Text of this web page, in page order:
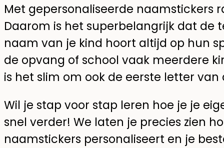
Met gepersonaliseerde naamstickers
Daarom is het superbelangrijk dat de
naam van je kind hoort altijd op hun
de opvang of school vaak meerdere
is het slim om ook de eerste letter
Wil je stap voor stap leren hoe je je
snel verder! We laten je precies zien
naamstickers personaliseert en je